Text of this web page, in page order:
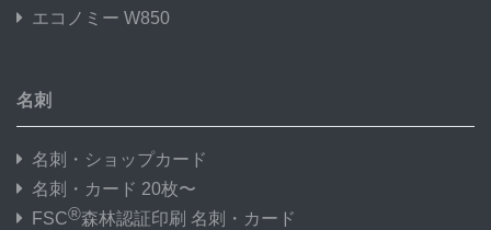
エコノミー W850
名刺
名刺・ショップカード
名刺・カード 20枚〜
FSC®森林認証印刷 名刺・カード